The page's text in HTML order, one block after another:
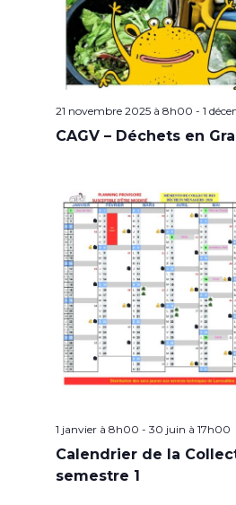
21 novembre 2025 à 8h00 - 1
CAGV – Déchets en
1 janvier à 8h00 - 30 juin à 17h00
Calendrier de la
semestre 1